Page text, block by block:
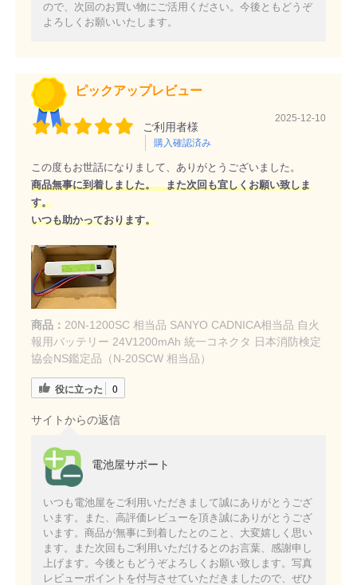
ので、次回のお買い物にご活用ください。今後ともどうぞ
よろしくお願いいたします。
ピックアップレビュー
ご利用者様
購入確認済み
2025-12-10
この度もお世話になりまして、ありがとうございました。
商品無事に到着しました。 また次回も宜しくお願い致しま
す。
いつも助かっております。
商品： 20N-1200SC 相当品 SANYO CADNICA相当品 自火
報用バッテリー 24V1200mAh 統一コネクタ 日本消防検定
協会NS鑑定品（N-20SCW 相当品）
役に立った 0
サイトからの返信
電池屋サポート
いつも電池屋をご利用いただきまして誠にありがとうござ
います。また、高評価レビューを頂き誠にありがとうござ
います。商品が無事に到着したとのこと、大変嬉しく思い
ます。また次回もご利用いただけるとのお言葉、感謝申し
上げます。今後ともどうぞよろしくお願い致します。写真
レビューポイントを付与させていただきましたので、ぜひ